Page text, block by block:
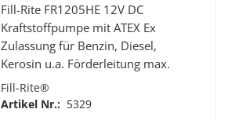
Fill-Rite FR1205HE 12V DC
Kraftstoffpumpe mit ATEX Ex
Zulassung für Benzin, Diesel,
Kerosin u.a. Förderleitung max.
57l/min.
Fill-Rite®
Artikel Nr.: 5329